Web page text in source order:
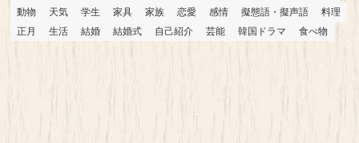
動物
天気 学生 家具 家族 恋愛 感情 擬態語・擬声語
料理
正月
生活 結婚 結婚式 自己紹介 芸能 韓国ドラマ 食べ物